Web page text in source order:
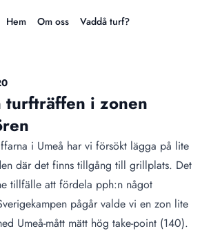
Hem Om oss Vaddå turf?
turfträffen i zonen
i Umeå har vi försökt lägga på lite
där det finns tillgång till grillplats. Det
tillfälle att fördela pph:n något
pågår valde vi en zon lite
Umeå-mått mätt hög take-point (140).